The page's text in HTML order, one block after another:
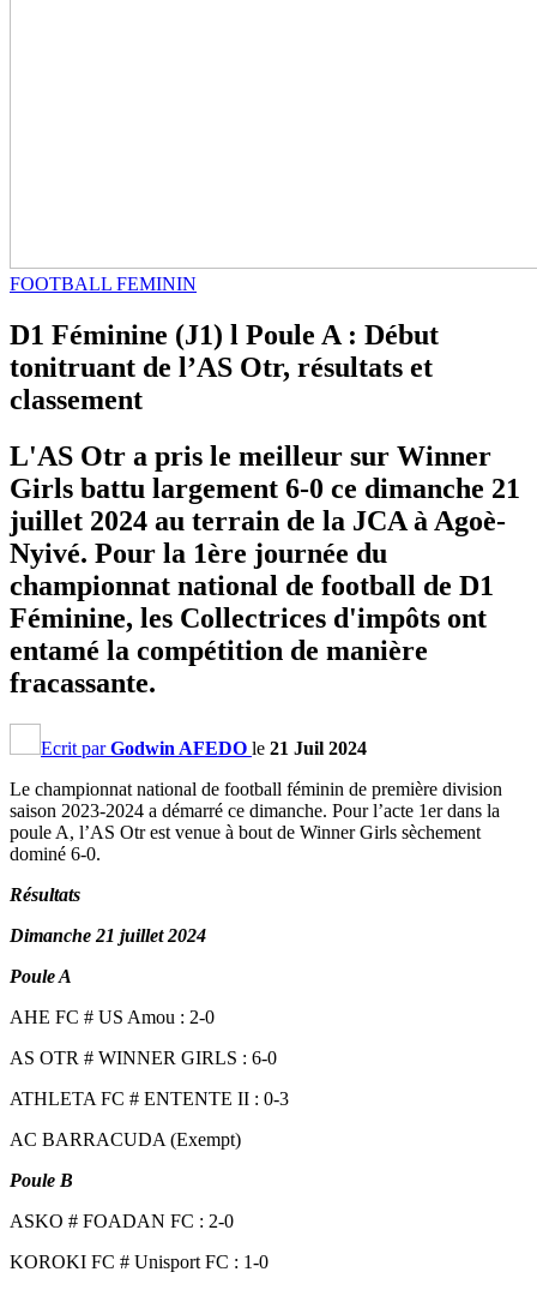
FOOTBALL FEMININ
D1 Féminine (J1) l Poule A : Début
tonitruant de l’AS Otr, résultats et
classement
L'AS Otr a pris le meilleur sur Winner
Girls battu largement 6-0 ce dimanche 21
juillet 2024 au terrain de la JCA à Agoè-
Nyivé. Pour la 1ère journée du
championnat national de football de D1
Féminine, les Collectrices d'impôts ont
entamé la compétition de manière
fracassante.
Ecrit parGodwin AFEDO le 21 Juil 2024
Le championnat national de football féminin de première division
saison 2023-2024 a démarré ce dimanche. Pour l’acte 1er dans la
poule A, l’AS Otr est venue à bout de Winner Girls sèchement
dominé 6-0.
Résultats
Dimanche 21 juillet 2024
Poule A
AHE FC # US Amou : 2-0
AS OTR # WINNER GIRLS : 6-0
ATHLETA FC # ENTENTE II : 0-3
AC BARRACUDA (Exempt)
Poule B
ASKO # FOADAN FC : 2-0
KOROKI FC # Unisport FC : 1-0